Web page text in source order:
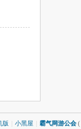
版 小黑屋 霸气网游公会 (